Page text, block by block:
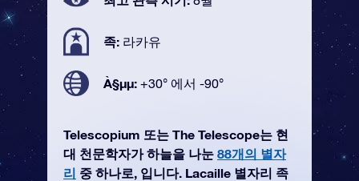
족: 라카유
À§µµ: +30° 에서 -90°
Telescopium 또는 The Telescope는 현
대 천문학자가 하늘을 나눈 88개의 별자
리 중 하나로, 입니다. Lacaille 별자리 족